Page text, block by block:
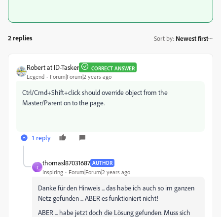
2 replies Sort by: Newest first
Robert at ID-Tasker CORRECT ANSWER
Legend Forum|Forum|2 years ago
Ctrl/Cmd+Shift+click should override object from the
Master/Parent on to the page.
1 reply
T
thomasl87031687 AUTHOR
Inspiring Forum|Forum|2 years ago
Danke für den Hinweis ... das habe ich auch so im ganzen
Netz gefunden ... ABER es funktioniert nicht!
ABER ... habe jetzt doch die Lösung gefunden. Muss sich